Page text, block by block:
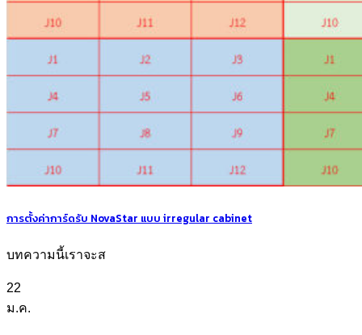
การตั้งค่าการ์ดรับ NovaStar แบบ irregular cabinet
บทความนี้เราจะส
22
ม.ค.